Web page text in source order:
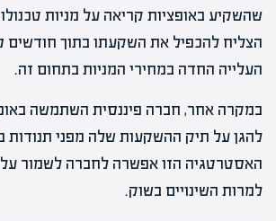
הצליח להכפיל את השקעתו בתוך חודשים
העלייה החדה במחירי המניות בתחום זה.
במקרה אחר, חברה פיננסית השתמשה
להגן על תיק ההשקעות שלה מפני תנודות
האסטרטגיה הזו אפשרה לחברה לשמור על
למרות השינויים בשוק.